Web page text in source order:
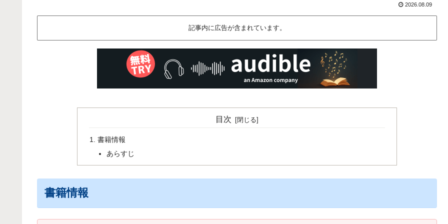
2026.08.09
記事内に広告が含まれています。
目次
書籍情報
あらすじ
書籍情報